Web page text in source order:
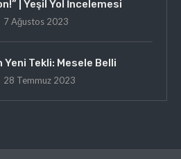
| Yeşil Yol İncelemesi
7 Ağustos 2023
Yeni Tekli: Mesele Belli
28 Temmuz 2023